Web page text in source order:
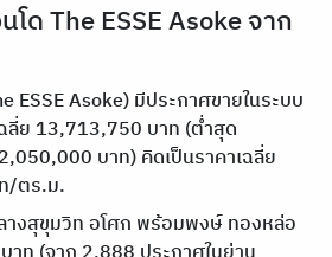
ด The ESSE Asoke จาก
ESSE Asoke) มีประกาศขายในระบบ
ลี่ย 13,713,750 บาท (ต่ำสุด
บาท) คิดเป็นราคาเฉลี่ย
/ตร.ม.
างสุขุมวิท อโศก พร้อมพงษ์ ทองหล่อ